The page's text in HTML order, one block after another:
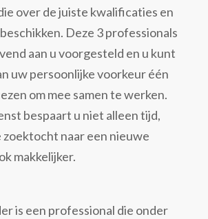
over de juiste kwalificaties en
Deze 3 professionals
aan u voorgesteld en u kunt
uw persoonlijke voorkeur één
om mee samen te werken.
bespaart u niet alleen tijd,
zoektocht naar een nieuwe
makkelijker.
is een professional die onder